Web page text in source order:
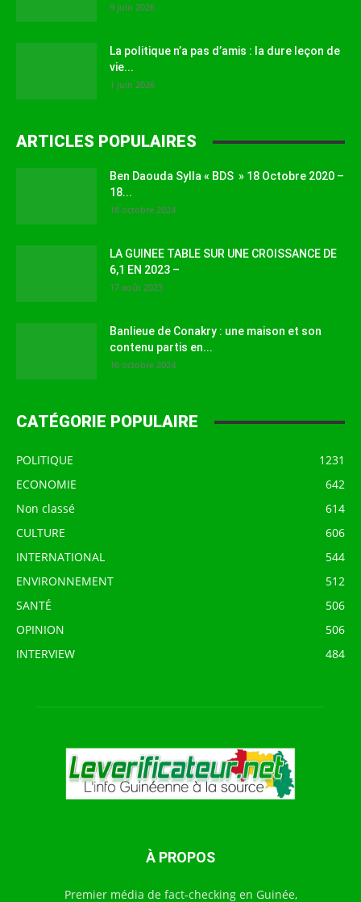
9 juin 2026
La politique n’a pas d’amis : la dure leçon de
vie...
1 juin 2026
ARTICLES POPULAIRES
Ben Daouda Sylla « BDS » 18 Octobre 2020 –
18...
18 octobre 2024
LA GUINEE TABLE SUR UNE CROISSANCE DE
6,1 EN 2023 –
17 août 2023
Banlieue de Conakry : une maison et son
contenu partis en...
16 octobre 2024
CATÉGORIE POPULAIRE
POLITIQUE
1231
ECONOMIE
642
Non classé
614
CULTURE
606
INTERNATIONAL
544
ENVIRONNEMENT
512
SANTÉ
506
OPINION
506
INTERVIEW
484
À PROPOS
Premier média de fact-checking en Guinée,